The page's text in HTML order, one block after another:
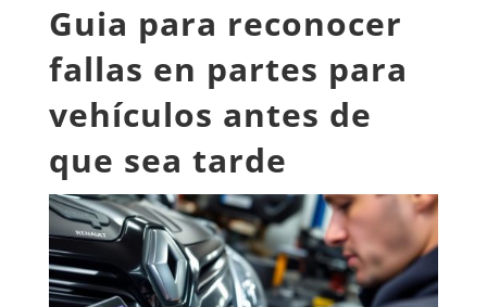
Guia para reconocer
fallas en partes para
vehículos antes de
que sea tarde